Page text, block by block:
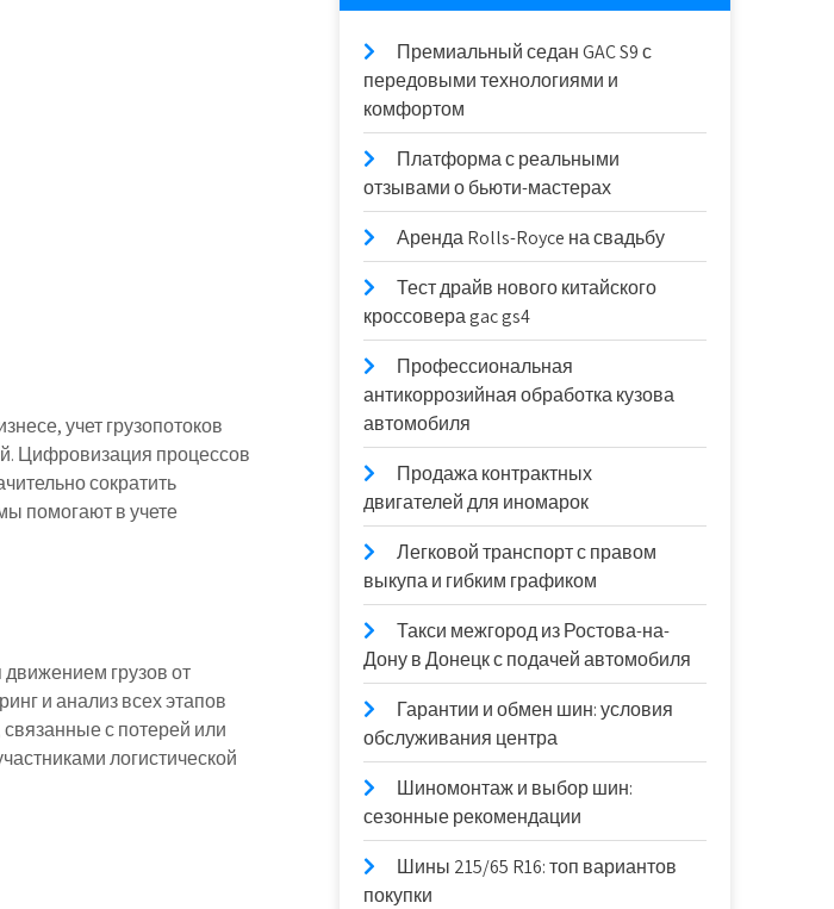
учет грузопотоков
Цифровизация процессов
сократить
помогают в учете
движением грузов от
и анализ всех этапов
с потерей или
логистической
Премиальный седан GAC S9 с
передовыми технологиями и
комфортом
Платформа с реальными
отзывами о бьюти-мастерах
Аренда Rolls-Royce на свадьбу
Тест драйв нового китайского
кроссовера gac gs4
Профессиональная
антикоррозийная обработка кузова
автомобиля
Продажа контрактных
двигателей для иномарок
Легковой транспорт с правом
выкупа и гибким графиком
Такси межгород из Ростова-на-
Дону в Донецк с подачей автомобиля
Гарантии и обмен шин: условия
обслуживания центра
Шиномонтаж и выбор шин:
сезонные рекомендации
Шины 215/65 R16: топ вариантов
покупки